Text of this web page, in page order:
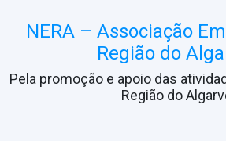
NERA – Associação
Região do
Pela promoção e apoio das
Região do